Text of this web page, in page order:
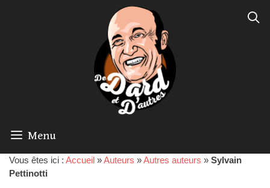
Menu
Vous êtes ici : Accueil »Auteurs »Autres auteurs » Sylvain
Pettinotti